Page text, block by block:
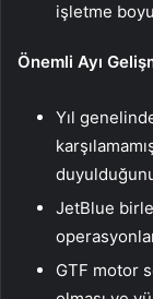
işletme
Önemli Ayı
Yıl
JetBlue
GTF motor